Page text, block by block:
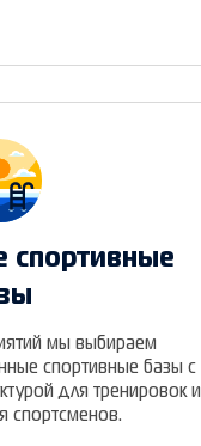
спортивные
мы выбираем
спортивные базы с
для тренировок и
спортсменов.